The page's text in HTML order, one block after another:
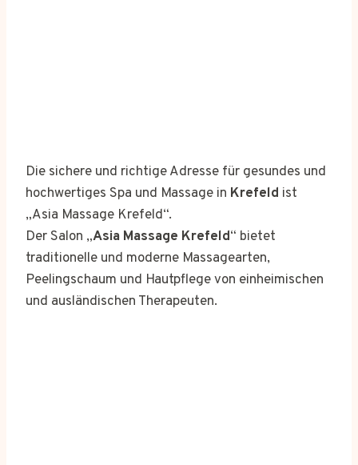
Die sichere und richtige Adresse für gesundes und
hochwertiges Spa und Massage in Krefeld ist
„Asia Massage Krefeld“.
Der Salon „Asia Massage Krefeld“ bietet
traditionelle und moderne Massagearten,
Peelingschaum und Hautpflege von einheimischen
und ausländischen Therapeuten.